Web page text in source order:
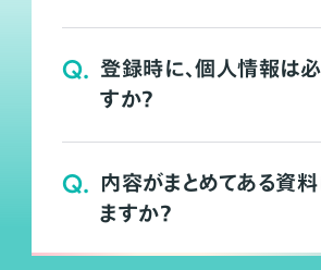
Q. 登録時に、個人情報は
すか？
Q. 内容がまとめてある資料
ますか？